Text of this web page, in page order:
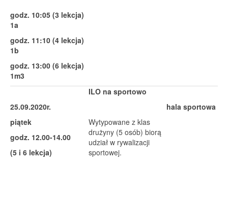
godz. 10:05 (3 lekcja)
1a
godz. 11:10 (4 lekcja)
1b
godz. 13:00 (6 lekcja)
1m3
25.09.2020r.
piątek
godz. 12.00-14.00
(5 i 6 lekcja)
ILO na sportowo
Wytypowane z klas
drużyny (5 osób) biorą
udział w rywalizacji
sportowej.
hala sportowa